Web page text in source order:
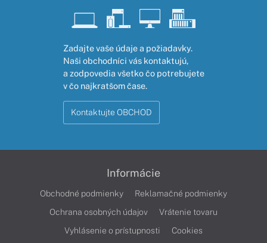
Zadajte vaše údaje a požiadavky.
Naši obchodníci vás kontaktujú,
a zodpovedia všetko čo potrebujete
v čo najkratšom čase.
Kontaktujte OBCHOD
Informácie
Obchodné podmienky
Reklamačné podmienky
Ochrana osobných údajov
Vrátenie tovaru
Vyhlásenie o prístupnosti
Cookies